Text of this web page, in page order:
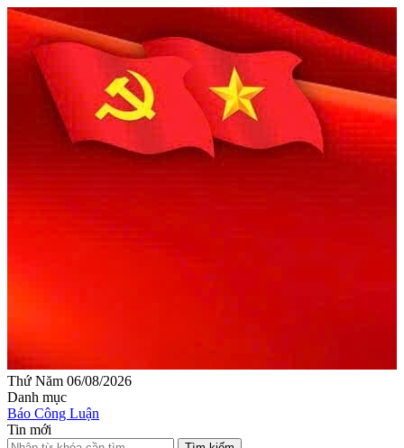
Thứ Năm 06/08/2026
Danh mục
Báo Công Luận
Tin mới